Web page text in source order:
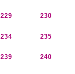
229 230
234 235
239 240